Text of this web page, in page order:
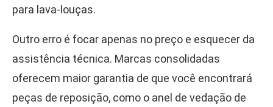
para lava-louças.
Outro erro é focar apenas no preço e esquecer da
assistência técnica. Marcas consolidadas
oferecem maior garantia de que você encontrará
peças de reposição, como o anel de vedação de